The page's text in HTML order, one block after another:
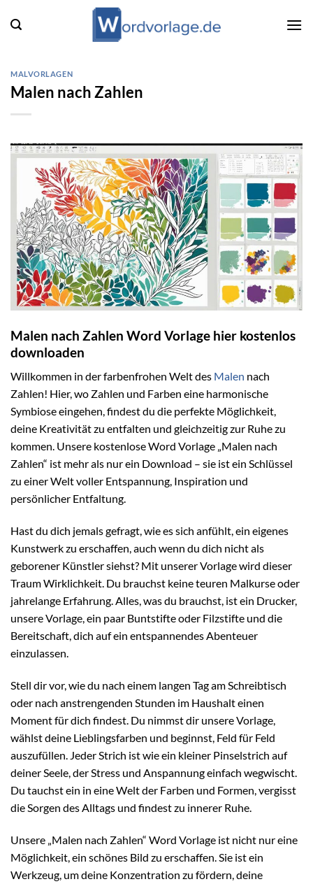
Inhalt
MALVORLAGEN
Malen nach Zahlen
Malen nach Zahlen Word Vorlage hier kostenlos
downloaden
Willkommen in der farbenfrohen Welt des Malen nach
Zahlen! Hier, wo Zahlen und Farben eine harmonische
Symbiose eingehen, findest du die perfekte Möglichkeit,
deine Kreativität zu entfalten und gleichzeitig zur Ruhe zu
kommen. Unsere kostenlose Word Vorlage „Malen nach
Zahlen“ ist mehr als nur ein Download – sie ist ein Schlüssel
zu einer Welt voller Entspannung, Inspiration und
persönlicher Entfaltung.
Hast du dich jemals gefragt, wie es sich anfühlt, ein eigenes
Kunstwerk zu erschaffen, auch wenn du dich nicht als
geborener Künstler siehst? Mit unserer Vorlage wird dieser
Traum Wirklichkeit. Du brauchst keine teuren Malkurse oder
jahrelange Erfahrung. Alles, was du brauchst, ist ein Drucker,
unsere Vorlage, ein paar Buntstifte oder Filzstifte und die
Bereitschaft, dich auf ein entspannendes Abenteuer
einzulassen.
Stell dir vor, wie du nach einem langen Tag am Schreibtisch
oder nach anstrengenden Stunden im Haushalt einen
Moment für dich findest. Du nimmst dir unsere Vorlage,
wählst deine Lieblingsfarben und beginnst, Feld für Feld
auszufüllen. Jeder Strich ist wie ein kleiner Pinselstrich auf
deiner Seele, der Stress und Anspannung einfach wegwischt.
Du tauchst ein in eine Welt der Farben und Formen, vergisst
die Sorgen des Alltags und findest zu innerer Ruhe.
Unsere „Malen nach Zahlen“ Word Vorlage ist nicht nur eine
Möglichkeit, ein schönes Bild zu erschaffen. Sie ist ein
Werkzeug, um deine Konzentration zu fördern, deine